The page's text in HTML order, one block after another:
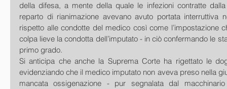
della difesa, a mente della quale le infezioni contratte dalla
reparto di rianimazione avevano avuto portata interruttiva
rispetto alle condotte del medico così come l’impostazione
colpa lieve la condotta dell’imputato - in ciò confermando le
primo grado.
Si anticipa che anche la Suprema Corte ha rigettato le
evidenziando che il medico imputato non aveva preso nella
mancata ossigenazione - pur segnalata dal